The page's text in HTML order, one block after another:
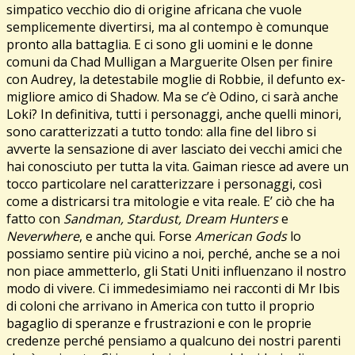
simpatico vecchio dio di origine africana che vuole
semplicemente divertirsi, ma al contempo è comunque
pronto alla battaglia. E ci sono gli uomini e le donne
comuni da Chad Mulligan a Marguerite Olsen per finire
con Audrey, la detestabile moglie di Robbie, il defunto ex-
migliore amico di Shadow. Ma se c’è Odino, ci sarà anche
Loki? In definitiva, tutti i personaggi, anche quelli minori,
sono caratterizzati a tutto tondo: alla fine del libro si
avverte la sensazione di aver lasciato dei vecchi amici che
hai conosciuto per tutta la vita. Gaiman riesce ad avere un
tocco particolare nel caratterizzare i personaggi, così
come a districarsi tra mitologie e vita reale. E’ ciò che ha
fatto con Sandman, Stardust, Dream Hunterse
Neverwhere, e anche qui. Forse American Godslo
possiamo sentire più vicino a noi, perché, anche se a noi
non piace ammetterlo, gli Stati Uniti influenzano il nostro
modo di vivere. Ci immedesimiamo nei racconti di Mr Ibis
di coloni che arrivano in America con tutto il proprio
bagaglio di speranze e frustrazioni e con le proprie
credenze perché pensiamo a qualcuno dei nostri parenti